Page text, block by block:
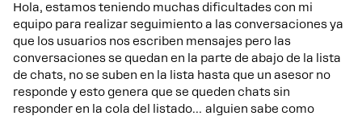
Hola, estamos teniendo muchas dificultades con mi
equipo para realizar seguimiento a las conversaciones ya
que los usuarios nos escriben mensajes pero las
conversaciones se quedan en la parte de abajo de la lista
de chats, no se suben en la lista hasta que un asesor no
responde y esto genera que se queden chats sin
responder en la cola del listado… alguien sabe como